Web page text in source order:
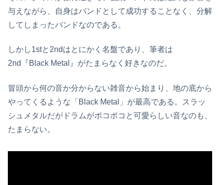
与えながら、自身はバンドとして成功することなく、分解
してしまったバンドなのである。
しかし1stと2ndはとにかく名盤であり、筆者は
2nd『Black Metal』がたまらなく好きなのだ。
冒頭から何の音か分からない雑音から始まり、地の底から
やってくるような「Black Metal」が最高である。スラッ
シュメタルだがドラムがポコポコと可愛らしい音なのも、
たまらない。